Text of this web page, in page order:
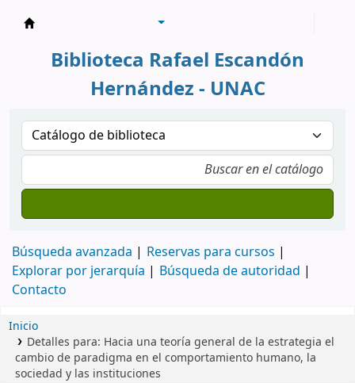
Biblioteca Rafael Escandón
Hernández - UNAC
Búsqueda avanzada
Reservas para cursos
Explorar por jerarquía
Búsqueda de autoridad
Contacto
Inicio
Detalles para: Hacia una teoría general de la estrategia el
cambio de paradigma en el comportamiento humano, la
sociedad y las instituciones